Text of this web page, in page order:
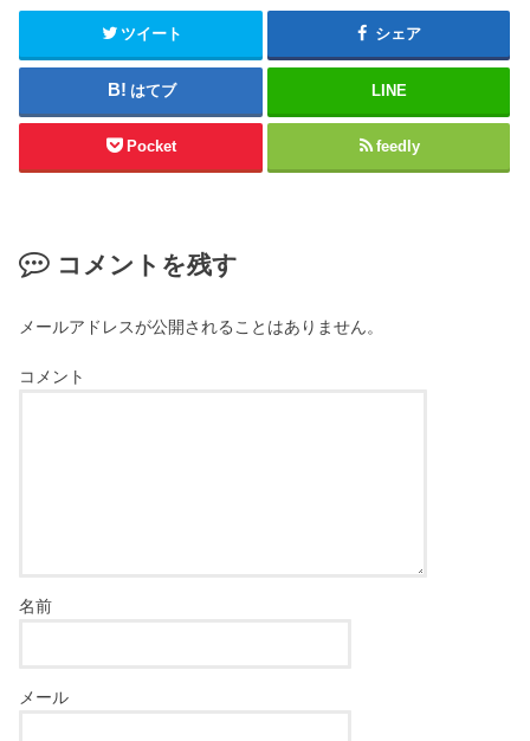
ツイート シェア
はてブ LINE
Pocket feedly
コメントを残す
メールアドレスが公開されることはありません。
コメント
名前
メール